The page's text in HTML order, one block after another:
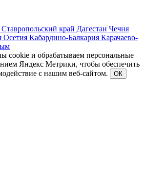
Ставропольский край Дагестан Чечня
Осетия Кабардино-Балкария Карачаево-
cookie и обрабатываем персональные
Яндекс Метрики, чтобы обеспечить
с нашим веб-сайтом.
ОК